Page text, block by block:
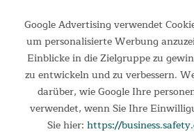
Informationen
Rechtliches
Ihre Vorteile
Google Advertising verwendet
um personalisierte Werbung
Einblicke in die Zielgruppe zu
zu entwickeln und zu verbessern.
darüber, wie Google Ihre
verwendet, wenn Sie Ihre
Sie hier: https://